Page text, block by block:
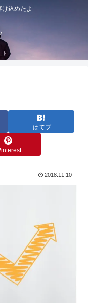
込めたよ
はてブ
2018.11.10